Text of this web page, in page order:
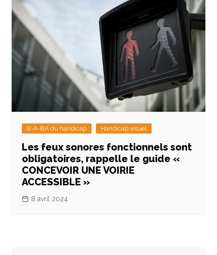
B-A-BA du handicap Handicap visuel
Les feux sonores fonctionnels sont
obligatoires, rappelle le guide «
CONCEVOIR UNE VOIRIE
ACCESSIBLE »
8 avril 2024